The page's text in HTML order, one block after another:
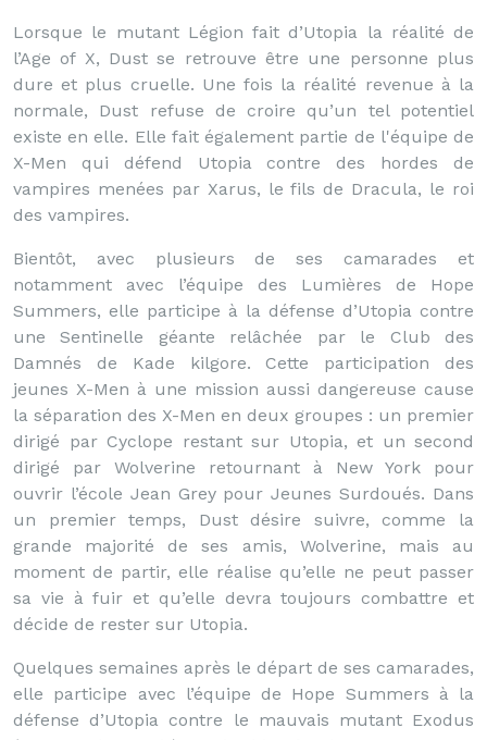
Lorsque le mutant Légion fait d’Utopia la réalité de
l’Age of X, Dust se retrouve être une personne plus
dure et plus cruelle. Une fois la réalité revenue à la
normale, Dust refuse de croire qu’un tel potentiel
existe en elle. Elle fait également partie de l'équipe de
X-Men qui défend Utopia contre des hordes de
vampires menées par Xarus, le fils de Dracula, le roi
des vampires.
Bientôt, avec plusieurs de ses camarades et
notamment avec l’équipe des Lumières de Hope
Summers, elle participe à la défense d’Utopia contre
une Sentinelle géante relâchée par le Club des
Damnés de Kade kilgore. Cette participation des
jeunes X-Men à une mission aussi dangereuse cause
la séparation des X-Men en deux groupes : un premier
dirigé par Cyclope restant sur Utopia, et un second
dirigé par Wolverine retournant à New York pour
ouvrir l’école Jean Grey pour Jeunes Surdoués. Dans
un premier temps, Dust désire suivre, comme la
grande majorité de ses amis, Wolverine, mais au
moment de partir, elle réalise qu’elle ne peut passer
sa vie à fuir et qu’elle devra toujours combattre et
décide de rester sur Utopia.
Quelques semaines après le départ de ses camarades,
elle participe avec l’équipe de Hope Summers à la
défense d’Utopia contre le mauvais mutant Exodus